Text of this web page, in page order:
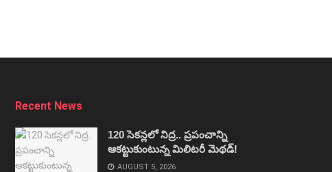
Recent News
120 సెకన్లలో నిద్ర.. ప్రపంచాన్ని
ఆకట్టుకుంటున్న మిలిటరీ మెథడ్!
AUGUST 5, 2026